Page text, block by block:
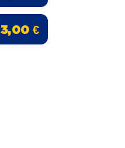
3,00 €